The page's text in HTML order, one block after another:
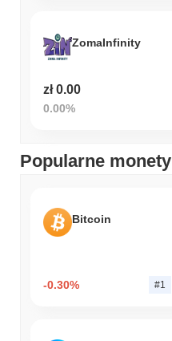
ZomaInfinity
zł 0.00
0.00%
Popularne monety
Bitcoin
-0.30% #1